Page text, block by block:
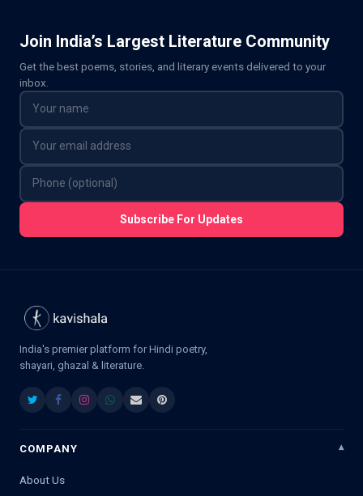
Join India’s Largest Literature Community
Get the best poems, stories, and literary events delivered to your
inbox.
Subscribe For Updates
India's premier platform for Hindi poetry,
shayari, ghazal & literature.
COMPANY
About Us